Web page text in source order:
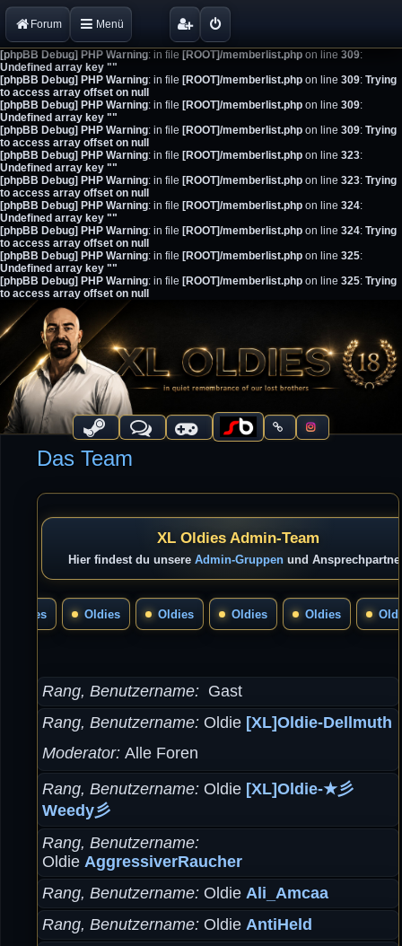
[phpBB Debug] PHP Warning: in file [ROOT]/memberlist.php on line 309:
Undefined array key ""
[phpBB Debug] PHP Warning: in file [ROOT]/memberlist.php on line 309: Trying
to access array offset on null
[phpBB Debug] PHP Warning: in file [ROOT]/memberlist.php on line 309:
Undefined array key ""
[phpBB Debug] PHP Warning: in file [ROOT]/memberlist.php on line 309: Trying
to access array offset on null
[phpBB Debug] PHP Warning: in file [ROOT]/memberlist.php on line 323:
Undefined array key ""
[phpBB Debug] PHP Warning: in file [ROOT]/memberlist.php on line 323: Trying
to access array offset on null
[phpBB Debug] PHP Warning: in file [ROOT]/memberlist.php on line 324:
Undefined array key ""
[phpBB Debug] PHP Warning: in file [ROOT]/memberlist.php on line 324: Trying
to access array offset on null
[phpBB Debug] PHP Warning: in file [ROOT]/memberlist.php on line 325:
Undefined array key ""
[phpBB Debug] PHP Warning: in file [ROOT]/memberlist.php on line 325: Trying
to access array offset on null
Forum Menü
Das Team
XL Oldies Admin-Team
Hier findest du unsereAdmin-Gruppen und
Oldies Oldies Oldies Oldies Oldies
Rang, Benutzername
Gast
Rang, Benutzername Oldie [XL]Oldie-Dellmuth
Moderator Alle Foren
Rang, Benutzername Oldie [XL]Oldie-★彡
Weedy彡
Rang, Benutzername
Oldie AggressiverRaucher
Rang, Benutzername Oldie Ali_Amcaa
Rang, Benutzername Oldie AntiHeld